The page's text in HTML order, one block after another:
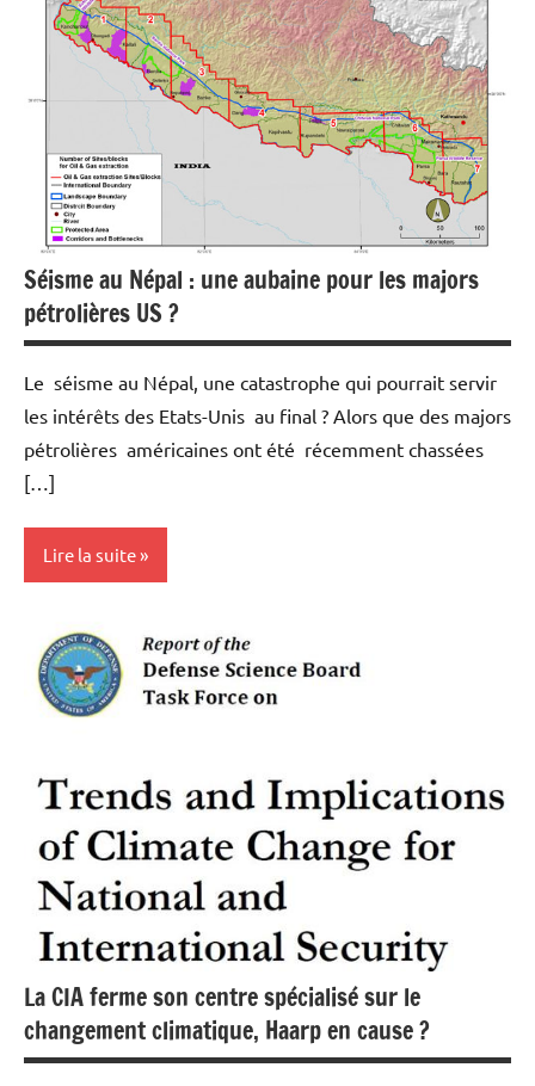
Ecologie
Economie
Energies
Matières
premières
Séisme au Népal : une aubaine pour les majors
pétrolières US ?
Le séisme au Népal, une catastrophe qui pourrait servir
les intérêts des Etats-Unis au final ? Alors que des majors
pétrolières américaines ont été récemment chassées
[…]
Lire la suite
Actualités
Ecologie
Economie
Matières
premières
La CIA ferme son centre spécialisé sur le
changement climatique, Haarp en cause ?